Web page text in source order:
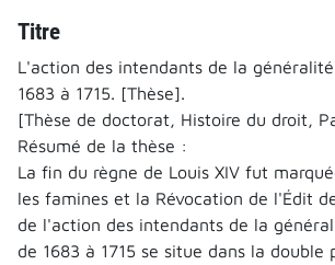
Titre
L'action des intendants de la
1683 à 1715. [Thèse].
[Thèse de doctorat, Histoire du droit,
Résumé de la thèse :
La fin du règne de Louis XIV fut
les famines et la Révocation de l'Édit
de l'action des intendants de la
de 1683 à 1715 se situe dans la double